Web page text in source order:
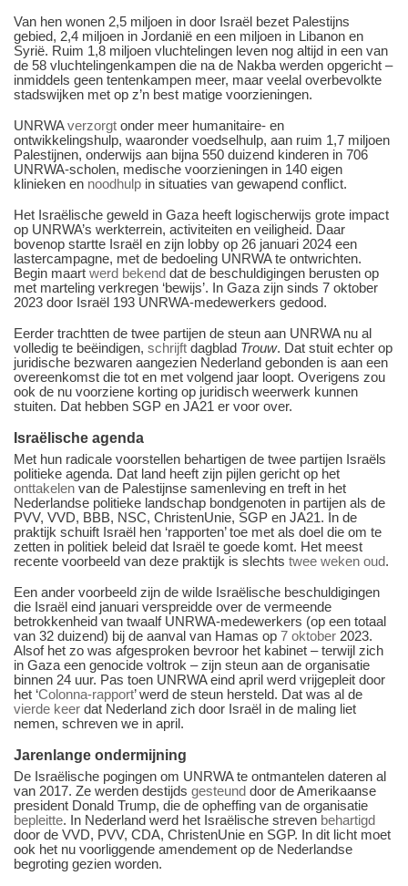
Van hen wonen 2,5 miljoen in door Israël bezet Palestijns
gebied, 2,4 miljoen in Jordanië en een miljoen in Libanon en
Syrië. Ruim 1,8 miljoen vluchtelingen leven nog altijd in een van
de 58 vluchtelingenkampen die na de Nakba werden opgericht –
inmiddels geen tentenkampen meer, maar veelal overbevolkte
stadswijken met op z’n best matige voorzieningen.
UNRWAverzorgt onder meer humanitaire- en
ontwikkelingshulp, waaronder voedselhulp, aan ruim 1,7 miljoen
Palestijnen, onderwijs aan bijna 550 duizend kinderen in 706
UNRWA-scholen, medische voorzieningen in 140 eigen
klinieken en noodhulp in situaties van gewapend conflict.
Het Israëlische geweld in Gaza heeft logischerwijs grote impact
op UNRWA’s werkterrein, activiteiten en veiligheid. Daar
bovenop startte Israël en zijn lobby op 26 januari 2024 een
lastercampagne, met de bedoeling UNRWA te ontwrichten.
Begin maart werd bekend dat de beschuldigingen berusten op
met marteling verkregen ‘bewijs’. In Gaza zijn sinds 7 oktober
2023 door Israël 193 UNRWA-medewerkers gedood.
Eerder trachtten de twee partijen de steun aan UNRWA nu al
volledig te beëindigen, schrijft dagblad Trouw. Dat stuit echter op
juridische bezwaren aangezien Nederland gebonden is aan een
overeenkomst die tot en met volgend jaar loopt. Overigens zou
ook de nu voorziene korting op juridisch weerwerk kunnen
stuiten. Dat hebben SGP en JA21 er voor over.
Israëlische agenda
Met hun radicale voorstellen behartigen de twee partijen Israëls
politieke agenda. Dat land heeft zijn pijlen gericht op het
onttakelen van de Palestijnse samenleving en treft in het
Nederlandse politieke landschap bondgenoten in partijen als de
PVV, VVD, BBB, NSC, ChristenUnie, SGP en JA21. In de
praktijk schuift Israël hen ‘rapporten’ toe met als doel die om te
zetten in politiek beleid dat Israël te goede komt. Het meest
recente voorbeeld van deze praktijk is slechts twee weken oud.
Een ander voorbeeld zijn de wilde Israëlische beschuldigingen
die Israël eind januari verspreidde over de vermeende
betrokkenheid van twaalf UNRWA-medewerkers (op een totaal
van 32 duizend) bij de aanval van Hamas op 7 oktober 2023.
Alsof het zo was afgesproken bevroor het kabinet – terwijl zich
in Gaza een genocide voltrok – zijn steun aan de organisatie
binnen 24 uur. Pas toen UNRWA eind april werd vrijgepleit door
het ‘Colonna-rapport’ werd de steun hersteld. Dat was al de
vierde keer dat Nederland zich door Israël in de maling liet
nemen, schreven we in april.
Jarenlange ondermijning
De Israëlische pogingen om UNRWA te ontmantelen dateren al
van 2017. Ze werden destijds gesteund door de Amerikaanse
president Donald Trump, die de opheffing van de organisatie
bepleitte. In Nederland werd het Israëlische streven behartigd
door de VVD, PVV, CDA, ChristenUnie en SGP. In dit licht moet
ook het nu voorliggende amendement op de Nederlandse
begroting gezien worden.